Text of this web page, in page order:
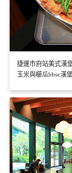
捷運市府站美式漢
玉米與櫛瓜bbsc漢